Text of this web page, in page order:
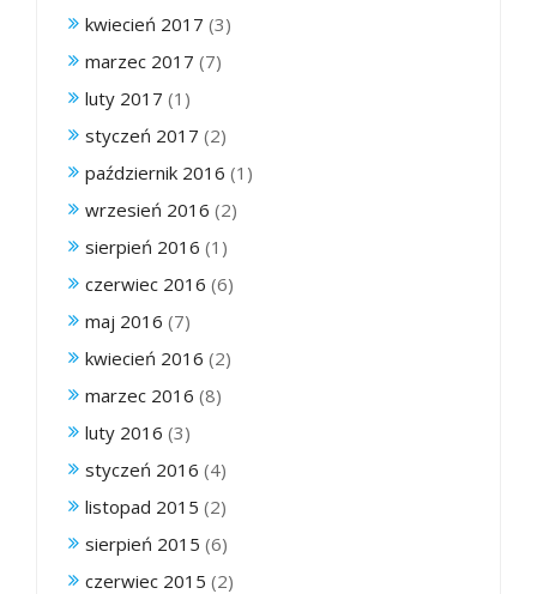
kwiecień 2017 (3)
marzec 2017 (7)
luty 2017 (1)
styczeń 2017 (2)
październik 2016 (1)
wrzesień 2016 (2)
sierpień 2016 (1)
czerwiec 2016 (6)
maj 2016 (7)
kwiecień 2016 (2)
marzec 2016 (8)
luty 2016 (3)
styczeń 2016 (4)
listopad 2015 (2)
sierpień 2015 (6)
czerwiec 2015 (2)